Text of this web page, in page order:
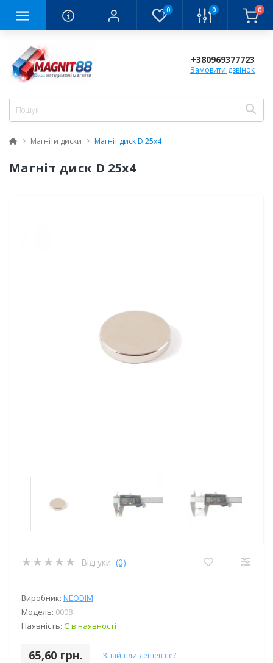
0 0 0
+380969377723
Замовити дзвінок
Магніти диски Магніт диск D 25x4
Магніт диск D 25x4
Відгуки: (0)
Виробник: NEODIM
Модель: 0008
Наявність: Є в наявності
65,60 грн. Знайшли дешевше?